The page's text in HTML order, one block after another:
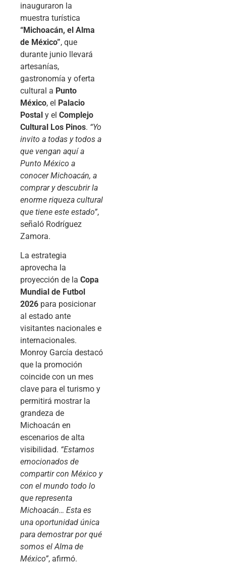
inauguraron la
muestra turística
“Michoacán, el Alma
de México”, que
durante junio llevará
artesanías,
gastronomía y oferta
cultural a Punto
México, el Palacio
Postal y el Complejo
Cultural Los Pinos. “Yo
invito a todas y todos a
que vengan aquí a
Punto México a
conocer Michoacán, a
comprar y descubrir la
enorme riqueza cultural
que tiene este estado”,
señaló Rodríguez
Zamora.
La estrategia
aprovecha la
proyección de la Copa
Mundial de Futbol
2026 para posicionar
al estado ante
visitantes nacionales e
internacionales.
Monroy García destacó
que la promoción
coincide con un mes
clave para el turismo y
permitirá mostrar la
grandeza de
Michoacán en
escenarios de alta
visibilidad. “Estamos
emocionados de
compartir con México y
con el mundo todo lo
que representa
Michoacán… Esta es
una oportunidad única
para demostrar por qué
somos el Alma de
México”, afirmó.